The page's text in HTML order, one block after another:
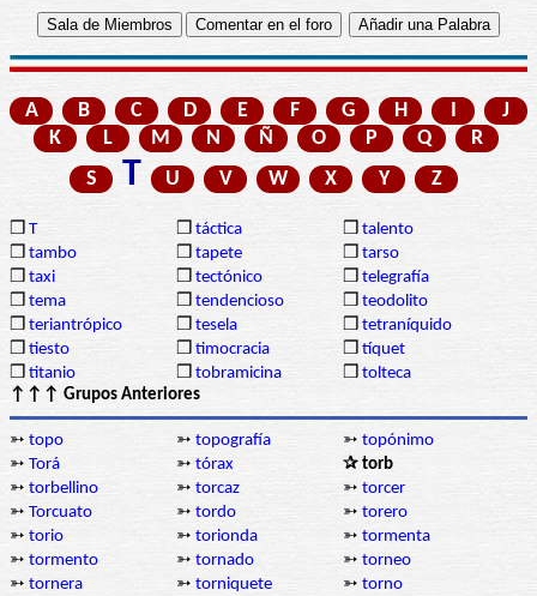
A B C D E F G H I
J
K
L M N Ñ O P Q
R
S
T U V W X Y Z
❒ T ❒ táctica ❒ talento
❒ tambo ❒ tapete ❒ tarso
❒ taxi ❒ tectónico ❒ telegrafía
❒ tema ❒ tendencioso ❒ teodolito
❒ teriantrópico ❒ tesela ❒ tetraníquido
❒ tiesto ❒ timocracia ❒ tíquet
❒ titanio ❒ tobramicina ❒ tolteca
↑↑↑ Grupos Anteriores
➳ topo ➳ topografía ➳ topónimo
➳ Torá ➳ tórax
✰ torb
➳ torbellino ➳ torcaz ➳ torcer
➳ Torcuato ➳ tordo ➳ torero
➳ torio ➳ torionda ➳ tormenta
➳ tormento ➳ tornado ➳ torneo
➳ tornera ➳ torniquete ➳ torno